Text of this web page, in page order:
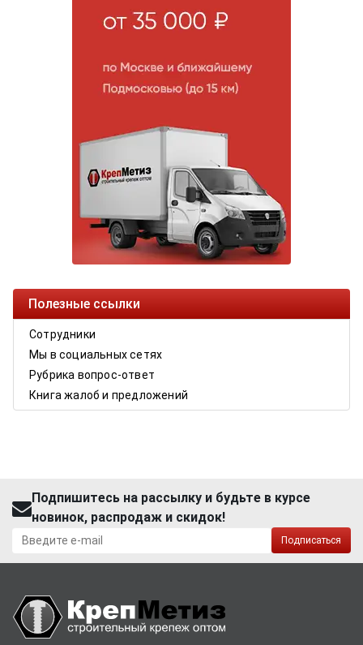
Полезные ссылки
Сотрудники
Мы в социальных сетях
Рубрика вопрос-ответ
Книга жалоб и предложений
Подпишитесь на рассылку и будьте в курсе
новинок, распродаж и скидок!
Подписаться